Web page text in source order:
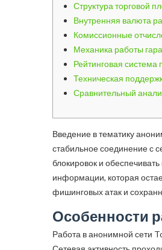
Структура торговой
Внутренняя валюта
Комиссионные
Механика работы
Рейтинговая система
Техническая
Сравнительный
Введение в тематику
стабильное соединение с
блокировок и
информации, которая
фишинговых атак и
Особенности
Работа в анонимной сети